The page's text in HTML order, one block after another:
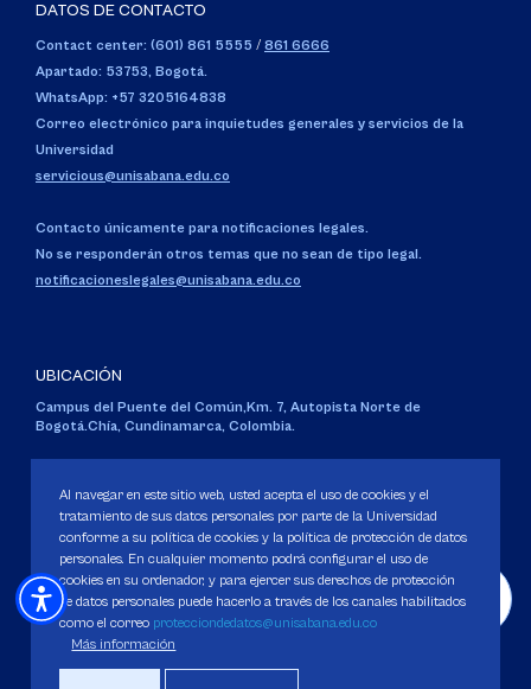
DATOS DE CONTACTO
Contact center: (601) 861 5555 / 861 6666
Apartado: 53753, Bogotá.
WhatsApp: +57 3205164838
Correo electrónico para inquietudes generales y servicios de la
Universidad
servicious@unisabana.edu.co
Contacto únicamente para notificaciones legales.
No se responderán otros temas que no sean de tipo legal.
notificacioneslegales@unisabana.edu.co
UBICACIÓN
Campus del Puente del Común,Km. 7, Autopista Norte de
Bogotá.Chía, Cundinamarca, Colombia.
Personería Jurídica:Resolución 130 del 14 de enero de 1980.
Ministerio de Educación Nacional.
Política de Protección de datos
Al navegar en este sitio web, usted acepta el uso de cookies y el
tratamiento de sus datos personales por parte de la Universidad
conforme a su política de cookies y la política de protección de datos
personales. En cualquier momento podrá configurar el uso de
cookies en su ordenador, y para ejercer sus derechos de protección
de datos personales puede hacerlo a través de los canales habilitados
como el correo protecciondedatos@unisabana.edu.co
Más información